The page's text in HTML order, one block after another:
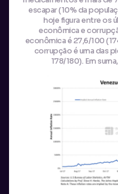
escapar (10% da
hoje figura entre os
econômica e
econômica é 27,6/100
corrupção é uma das
178/180). Em